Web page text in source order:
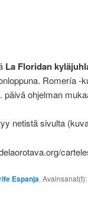
La Floridan
Romería -
päivä ohjelman
netistä sivulta
Espanja. Avainsanat(t):